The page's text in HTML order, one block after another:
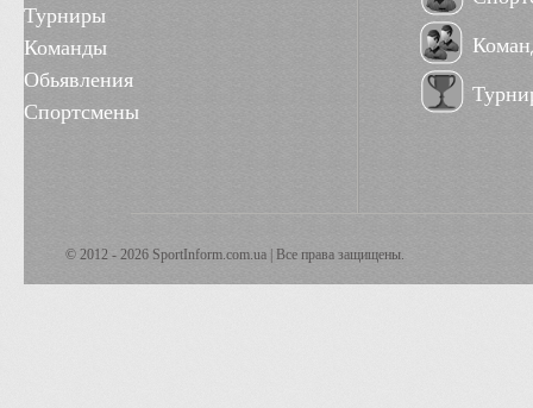
Турниры
Команды
Обьявления
Спортсмены
© 2012 - 2026 SportInform.com.ua | Все права защищены.